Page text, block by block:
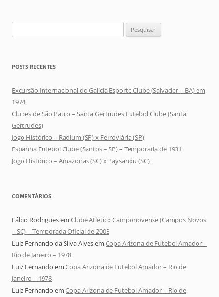
por:
POSTS RECENTES
Excursão Internacional do Galícia Esporte Clube (Salvador – BA) em
1974
Clubes de São Paulo – Santa Gertrudes Futebol Clube (Santa
Gertrudes)
Jogo Histórico – Radium (SP) x Ferroviária (SP)
Espanha Futebol Clube (Santos – SP) – Temporada de 1931
Jogo Histórico – Amazonas (SC) x Paysandu (SC)
COMENTÁRIOS
Fábio Rodriguesem Clube Atlético Camponovense (Campos Novos
– SC) – Temporada Oficial de 2003
Luiz Fernando da Silva Alvesem Copa Arizona de Futebol Amador –
Rio de Janeiro – 1978
Luiz Fernando em Copa Arizona de Futebol Amador – Rio de
Janeiro – 1978
Luiz Fernando em Copa Arizona de Futebol Amador – Rio de